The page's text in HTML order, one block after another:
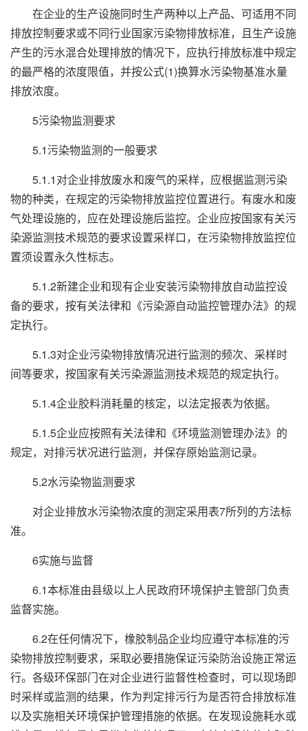
在企业的生产设施同时生产两种以上产品、可适用不同
排放控制要求或不同行业国家污染物排放标准，且生产设施
产生的污水混合处理排放的情况下，应执行排放标准中规定
的最严格的浓度限值，并按公式(1)换算水污染物基准水量
排放浓度。
5污染物监测要求
5.1污染物监测的一般要求
5.1.1对企业排放废水和废气的采样，应根据监测污染
物的种类，在规定的污染物排放监控位置进行。有废水和废
气处理设施的，应在处理设施后监控。企业应按国家有关污
染源监测技术规范的要求设置采样口，在污染物排放监控位
置须设置永久性标志。
5.1.2新建企业和现有企业安装污染物排放自动监控设
备的要求，按有关法律和《污染源自动监控管理办法》的规
定执行。
5.1.3对企业污染物排放情况进行监测的频次、采样时
间等要求，按国家有关污染源监测技术规范的规定执行。
5.1.4企业胶料消耗量的核定，以法定报表为依据。
5.1.5企业应按照有关法律和《环境监测管理办法》的
规定，对排污状况进行监测，并保存原始监测记录。
5.2水污染物监测要求
对企业排放水污染物浓度的测定采用表7所列的方法标
准。
6实施与监督
6.1本标准由县级以上人民政府环境保护主管部门负责
监督实施。
6.2在任何情况下，橡胶制品企业均应遵守本标准的污
染物排放控制要求，采取必要措施保证污染防治设施正常运
行。各级环保部门在对企业进行监督性检查时，可以现场即
时采样或监测的结果，作为判定排污行为是否符合排放标准
以及实施相关环境保护管理措施的依据。在发现设施耗水或